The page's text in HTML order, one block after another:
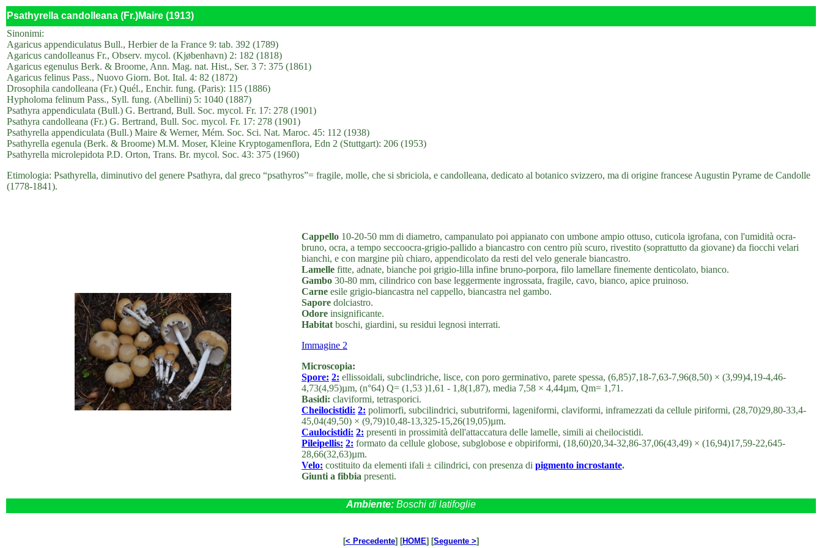
Psathyrella candolleana (Fr.)Maire (1913)
Sinonimi:
Agaricus appendiculatus Bull., Herbier de la France 9: tab. 392 (1789)
Agaricus candolleanus Fr., Observ. mycol. (Kjøbenhavn) 2: 182 (1818)
Agaricus egenulus Berk. & Broome, Ann. Mag. nat. Hist., Ser. 3 7: 375 (1861)
Agaricus felinus Pass., Nuovo Giorn. Bot. Ital. 4: 82 (1872)
Drosophila candolleana (Fr.) Quél., Enchir. fung. (Paris): 115 (1886)
Hypholoma felinum Pass., Syll. fung. (Abellini) 5: 1040 (1887)
Psathyra appendiculata (Bull.) G. Bertrand, Bull. Soc. mycol. Fr. 17: 278 (1901)
Psathyra candolleana (Fr.) G. Bertrand, Bull. Soc. mycol. Fr. 17: 278 (1901)
Psathyrella appendiculata (Bull.) Maire & Werner, Mém. Soc. Sci. Nat. Maroc. 45: 112 (1938)
Psathyrella egenula (Berk. & Broome) M.M. Moser, Kleine Kryptogamenflora, Edn 2 (Stuttgart): 206 (1953)
Psathyrella microlepidota P.D. Orton, Trans. Br. mycol. Soc. 43: 375 (1960)
Etimologia: Psathyrella, diminutivo del genere Psathyra, dal greco “psathyros”= fragile, molle, che si sbriciola, e candolleana, dedicato al botanico svizzero, ma di origine francese Augustin Pyrame de Candolle
(1778-1841).
Cappello 10-20-50 mm di diametro, campanulato poi appianato con umbone ampio ottuso, cuticola igrofana, con l'umidità ocra-
bruno, ocra, a tempo seccoocra-grigio-pallido a biancastro con centro più scuro, rivestito (soprattutto da giovane) da fiocchi velari
bianchi, e con margine più chiaro, appendicolato da resti del velo generale biancastro.
Lamelle fitte, adnate, bianche poi grigio-lilla infine bruno-porpora, filo lamellare finemente denticolato, bianco.
Gambo 30-80 mm, cilindrico con base leggermente ingrossata, fragile, cavo, bianco, apice pruinoso.
Carne esile grigio-biancastra nel cappello, biancastra nel gambo.
Sapore dolciastro.
Odore insignificante.
Habitat boschi, giardini, su residui legnosi interrati.
Immagine 2
Microscopia:
Spore: 2: ellissoidali, subclindriche, lisce, con poro germinativo, parete spessa, (6,85)7,18-7,63-7,96(8,50) × (3,99)4,19-4,46-
4,73(4,95)µm, (n°64) Q= (1,53 )1,61 - 1,8(1,87), media 7,58 × 4,44µm, Qm= 1,71.
Basidi: claviformi, tetrasporici.
Cheilocistidi: 2: polimorfi, subcilindrici, subutriformi, lageniformi, claviformi, inframezzati da cellule piriformi, (28,70)29,80-33,4-
45,04(49,50) × (9,79)10,48-13,325-15,26(19,05)µm.
Caulocistidi: 2: presenti in prossimità dell'attaccatura delle lamelle, simili ai cheilocistidi.
Pileipellis: 2: formato da cellule globose, subglobose e obpiriformi, (18,60)20,34-32,86-37,06(43,49) × (16,94)17,59-22,645-
28,66(32,63)µm.
Velo: costituito da elementi ifali ± cilindrici, con presenza di pigmento incrostante.
Giunti a fibbia presenti.
Ambiente: Boschi di latifoglie
[< Precedente] [HOME] [Seguente >]